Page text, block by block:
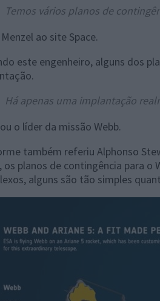
Temos vários planos de
ao site Space.
este engenheiro, alguns dos
Há apenas uma implantação
o líder da missão Webb.
também referiu Alphonso
os planos de contingência para
alguns são tão simples